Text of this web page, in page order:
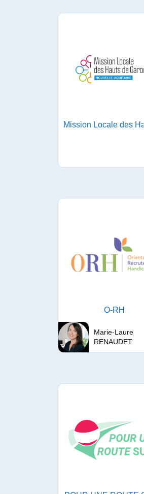
O-RH
Marie-Laure
RENAUDET